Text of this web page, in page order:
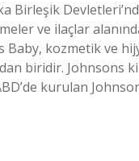
Birleşik
ve ilaçlar
Baby, kozmetik ve
biridir. Johnsons
kurulan